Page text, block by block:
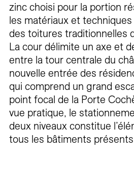
zinc choisi pour la portion
les matériaux et
des toitures traditionnelles
La cour délimite un axe et
entre la tour centrale du
nouvelle entrée des
qui comprend un grand
point focal de la Porte
vue pratique, le
deux niveaux constitue
tous les bâtiments